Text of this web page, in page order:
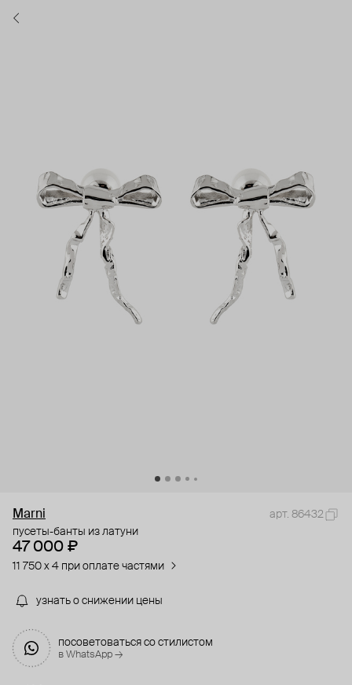
Marni
арт. 86432
пусеты-банты из латуни
47 000 ₽
11 750 x 4 при оплате частями
узнать о снижении цены
посоветоваться со стилистом
в WhatsApp →